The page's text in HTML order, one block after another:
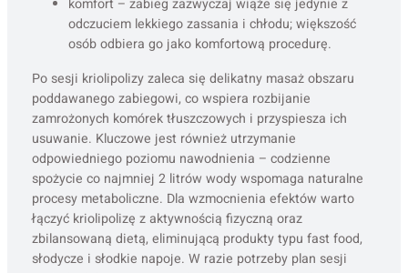
komfort – zabieg zazwyczaj wiąże się jedynie z
odczuciem lekkiego zassania i chłodu; większość
osób odbiera go jako komfortową procedurę.
Po sesji kriolipolizy zaleca się delikatny masaż obszaru
poddawanego zabiegowi, co wspiera rozbijanie
zamrożonych komórek tłuszczowych i przyspiesza ich
usuwanie. Kluczowe jest również utrzymanie
odpowiedniego poziomu nawodnienia – codzienne
spożycie co najmniej 2 litrów wody wspomaga naturalne
procesy metaboliczne. Dla wzmocnienia efektów warto
łączyć kriolipolizę z aktywnością fizyczną oraz
zbilansowaną dietą, eliminującą produkty typu fast food,
słodycze i słodkie napoje. W razie potrzeby plan sesji